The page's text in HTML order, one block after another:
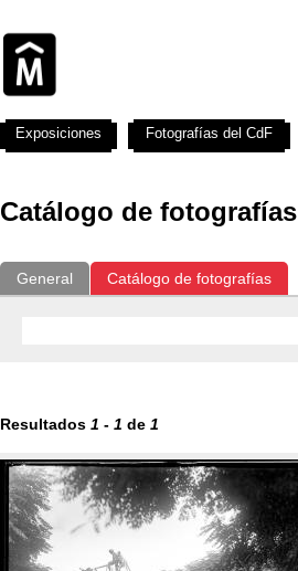
Catálogo de fotografías
General Catálogo de fotografías
Resultados 1 - 1 de 1
Exposiciones Fotografías del CdF